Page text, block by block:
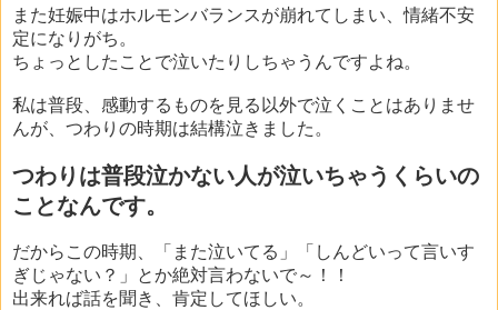
また妊娠中はホルモンバランスが崩れてしまい、情緒不安
定になりがち。
ちょっとしたことで泣いたりしちゃうんですよね。
私は普段、感動するものを見る以外で泣くことはありませ
んが、つわりの時期は結構泣きました。
つわりは普段泣かない人が泣いちゃうくらいの
ことなんです。
だからこの時期、「また泣いてる」「しんどいって言いす
ぎじゃない？」とか絶対言わないで～！！
出来れば話を聞き、肯定してほしい。